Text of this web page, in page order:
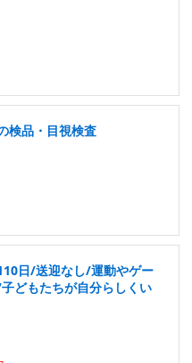
検品・目視検査
日/送迎なし/運動やゲー
どもたちが自分らしくい